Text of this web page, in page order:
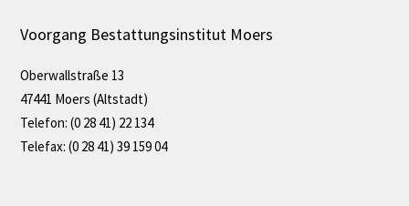
Voorgang Bestattungsinstitut Moers
Oberwallstraße 13
47441 Moers (Altstadt)
Telefon: (0 28 41) 22 134
Telefax: (0 28 41) 39 159 04